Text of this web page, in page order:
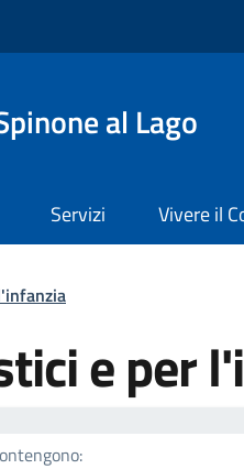
al Lago
Servizi Vivere il
e per